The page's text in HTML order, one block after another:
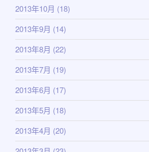
2013年10月 (18)
2013年9月 (14)
2013年8月 (22)
2013年7月 (19)
2013年6月 (17)
2013年5月 (18)
2013年4月 (20)